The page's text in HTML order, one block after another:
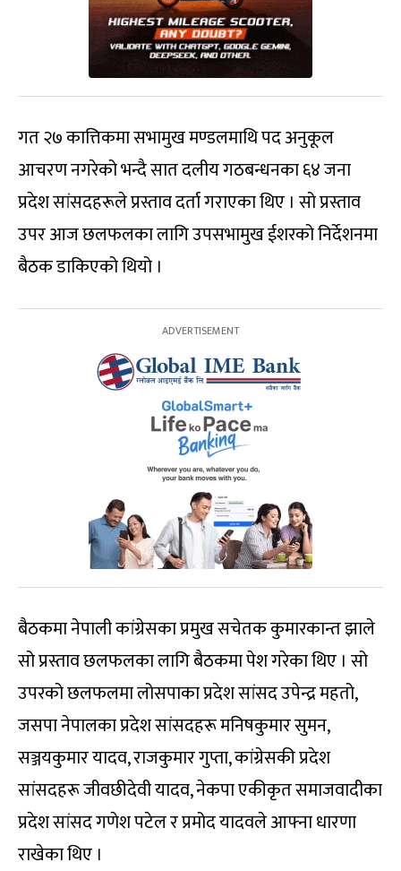
गत २७ कात्तिकमा सभामुख मण्डलमाथि पद अनुकूल
आचरण नगरेको भन्दै सात दलीय गठबन्धनका ६४ जना
प्रदेश सांसदहरूले प्रस्ताव दर्ता गराएका थिए । सो प्रस्ताव
उपर आज छलफलका लागि उपसभामुख ईशरको निर्देशनमा
बैठक डाकिएको थियो ।
बैठकमा नेपाली कांग्रेसका प्रमुख सचेतक कुमारकान्त झाले
सो प्रस्ताव छलफलका लागि बैठकमा पेश गरेका थिए । सो
उपरको छलफलमा लोसपाका प्रदेश सांसद उपेन्द्र महतो,
जसपा नेपालका प्रदेश सांसदहरू मनिषकुमार सुमन,
सञ्जयकुमार यादव, राजकुमार गुप्ता, कांग्रेसकी प्रदेश
सांसदहरू जीवछीदेवी यादव, नेकपा एकीकृत समाजवादीका
प्रदेश सांसद गणेश पटेल र प्रमोद यादवले आफ्ना धारणा
राखेका थिए ।